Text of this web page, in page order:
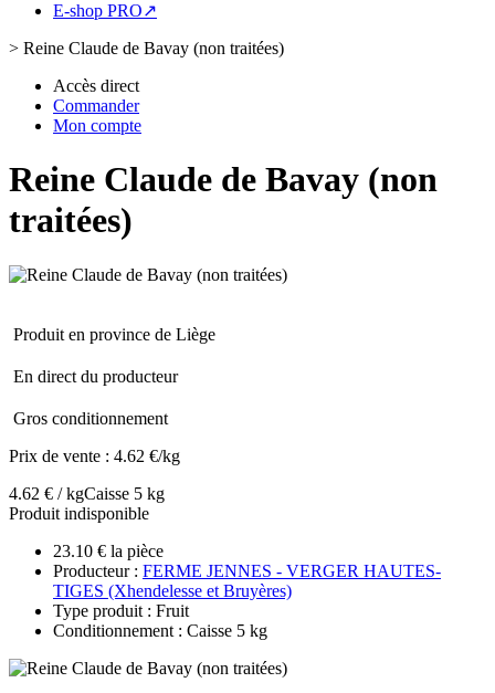
E-shop PRO↗
> Reine Claude de Bavay (non traitées)
Accès direct
Commander
Mon compte
Reine Claude de Bavay (non
traitées)
Produit en province de Liège
En direct du producteur
Gros conditionnement
Prix de vente : 4.62 €/kg
4.62 € / kgCaisse 5 kg
Produit indisponible
23.10 € la pièce
Producteur : FERME JENNES - VERGER HAUTES-
TIGES (Xhendelesse et Bruyères)
Type produit : Fruit
Conditionnement : Caisse 5 kg